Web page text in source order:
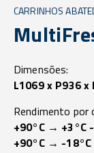
CARRINHOS
Dimensões:
L1069 x P936
Rendimento por
+90°C → +3°C
+90°C → -